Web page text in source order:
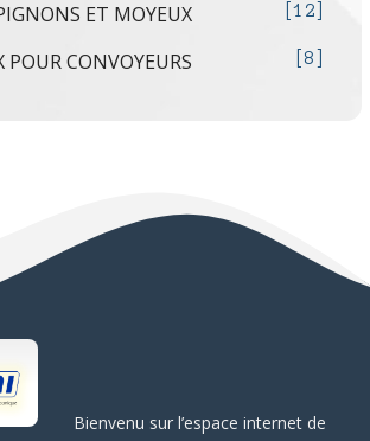
ET MOYEUX 12
POUR CONVOYEURS 8
Bienvenu sur l’espace internet de